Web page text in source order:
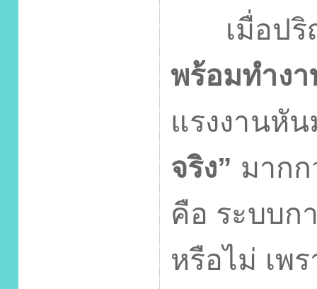
เมื่อปริญ
พร้อมทำงา
แรงงานหั
จริง” มากก
คือ ระบบก
หรือไม่ เพ